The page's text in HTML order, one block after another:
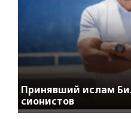
Принявший ислам
сионистов